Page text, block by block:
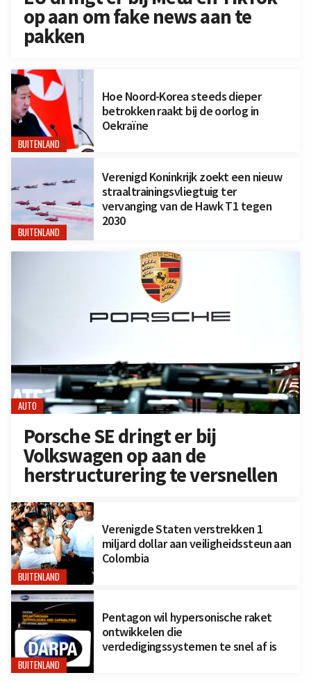
op aan om fake news aan te
pakken
BUITENLAND
Hoe Noord-Korea steeds dieper
betrokken raakt bij de oorlog in
Oekraïne
BUITENLAND
Verenigd Koninkrijk zoekt een nieuw
straaltrainingsvliegtuig ter
vervanging van de Hawk T1 tegen
2030
AUTO
Porsche SE dringt er bij
Volkswagen op aan de
herstructurering te versnellen
BUITENLAND
Verenigde Staten verstrekken 1
miljard dollar aan veiligheidssteun aan
Colombia
BUITENLAND
Pentagon wil hypersonische raket
ontwikkelen die
verdedigingssystemen te snel af is